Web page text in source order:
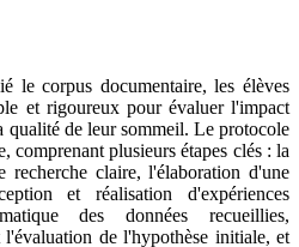
le corpus documentaire, les élèves
et rigoureux pour évaluer l'impact
qualité de leur sommeil. Le protocole
comprenant plusieurs étapes clés : la
recherche claire, l'élaboration d'une
et réalisation d'expériences
des données recueillies,
de l'hypothèse initiale, et